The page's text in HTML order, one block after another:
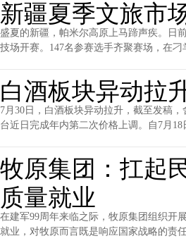
新疆夏季文旅市
盛夏的新疆，帕米尔高原上马蹄声疾。日
技场开赛。147名参赛选手齐聚赛场，在
白酒板块异动拉
7月30日，白酒板块异动拉升，截至发稿
台近日完成年内第二次价格上调。自7月18
牧原集团：扛起
质量就业
在建军99周年来临之际，牧原集团组织开
就业，对牧原而言既是响应国家战略的责